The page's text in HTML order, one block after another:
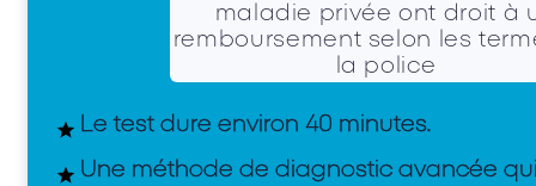
maladie privée ont droit à
remboursement selon les
la police
Le test dure environ 40 minutes.
Une méthode de diagnostic avancée